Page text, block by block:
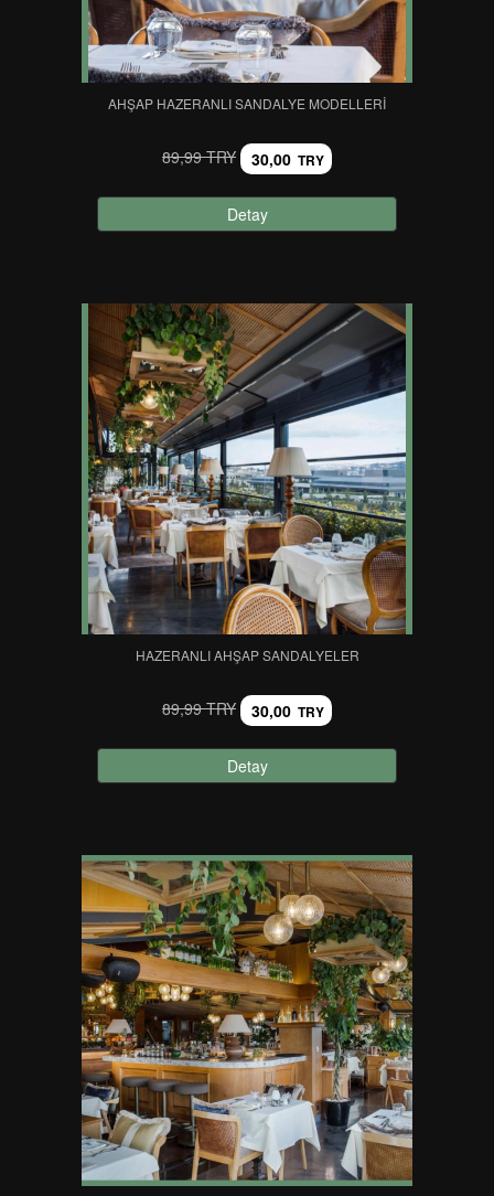
AHŞAP HAZERANLI SANDALYE MODELLERI
89,99 TRY 30,00 TRY
Detay
HAZERANLI AHŞAP SANDALYELER
89,99 TRY 30,00 TRY
Detay